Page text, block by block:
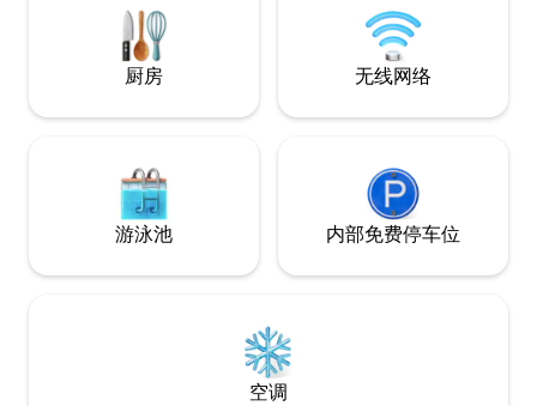
心仅几分钟路程！
厨房 无线网络
游泳池 内部免费停车位
空调